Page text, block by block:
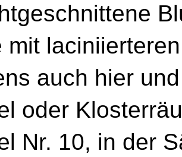
mit
auch hier
oder
Nr. 10, in der